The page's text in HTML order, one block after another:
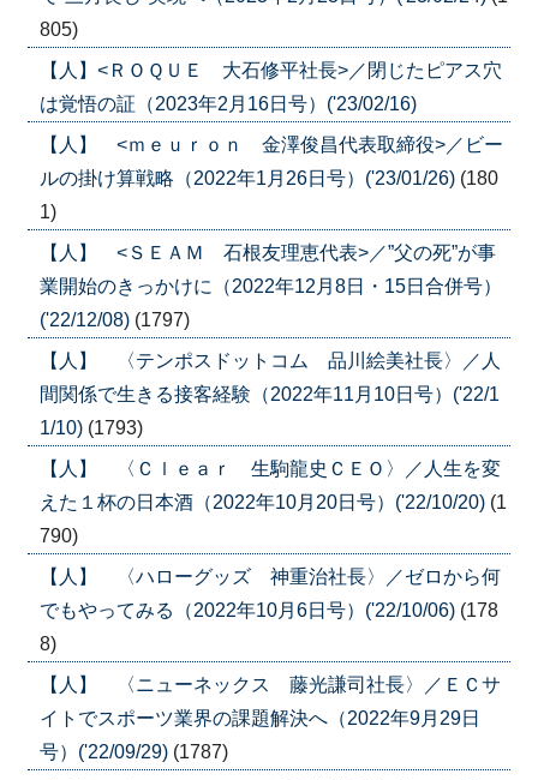
805)
【人】<ＲＯＱＵＥ 大石修平社長>／閉じたピアス穴
は覚悟の証（2023年2月16日号）('23/02/16)
【人】 <ｍｅｕｒｏｎ 金澤俊昌代表取締役>／ビー
ルの掛け算戦略（2022年1月26日号）('23/01/26) (180
1)
【人】 <ＳＥＡＭ 石根友理恵代表>／”父の死”が事
業開始のきっかけに（2022年12月8日・15日合併号）
('22/12/08) (1797)
【人】 〈テンポスドットコム 品川絵美社長〉／人
間関係で生きる接客経験（2022年11月10日号）('22/1
1/10) (1793)
【人】 〈Ｃｌｅａｒ 生駒龍史ＣＥＯ〉／人生を変
えた１杯の日本酒（2022年10月20日号）('22/10/20) (1
790)
【人】 〈ハローグッズ 神重治社長〉／ゼロから何
でもやってみる（2022年10月6日号）('22/10/06) (178
8)
【人】 〈ニューネックス 藤光謙司社長〉／ＥＣサ
イトでスポーツ業界の課題解決へ（2022年9月29日
号）('22/09/29) (1787)